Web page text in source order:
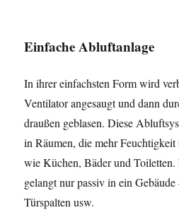
Einfache Abluftanlage
In ihrer einfachsten Form wird
Ventilator angesaugt und dann
draußen geblasen. Diese
in Räumen, die mehr Feuchtigkeit
wie Küchen, Bäder und
gelangt nur passiv in ein Gebäude
Türspalten usw.